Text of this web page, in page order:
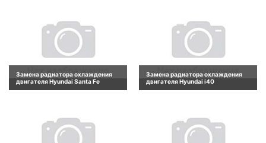
Замена радиатора охлаждения
двигателя Hyundai Santa Fe
Замена радиатора охлаждения
двигателя Hyundai i40